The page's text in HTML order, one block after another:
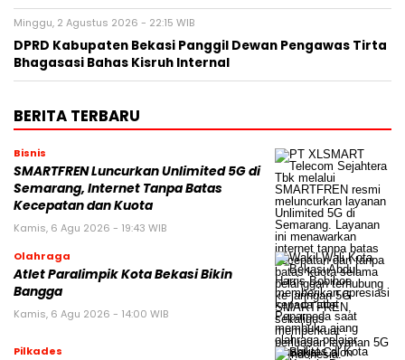
Minggu, 2 Agustus 2026 - 22:15 WIB
DPRD Kabupaten Bekasi Panggil Dewan Pengawas Tirta
Bhagasasi Bahas Kisruh Internal
BERITA TERBARU
Bisnis
SMARTFREN Luncurkan Unlimited 5G di
Semarang, Internet Tanpa Batas
Kecepatan dan Kuota
Kamis, 6 Agu 2026 - 19:43 WIB
Olahraga
Atlet Paralimpik Kota Bekasi Bikin
Bangga
Kamis, 6 Agu 2026 - 14:00 WIB
Pilkades